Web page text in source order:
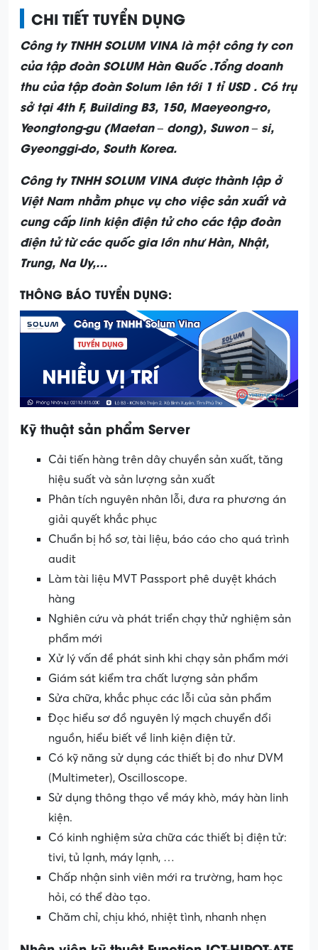
CHI TIẾT TUYỂN DỤNG
Công ty TNHH SOLUM VINA là một công ty con
của tập đoàn SOLUM Hàn Quốc .Tổng doanh
thu của tập đoàn Solum lên tới 1 tỉ USD . Có trụ
sở tại 4th F, Building B3, 150, Maeyeong-ro,
Yeongtong-gu (Maetan – dong), Suwon – si,
Gyeonggi-do, South Korea.
Công ty TNHH SOLUM VINA được thành lập ở
Việt Nam nhằm phục vụ cho việc sản xuất và
cung cấp linh kiện điện tử cho các tập đoàn
điện tử từ các quốc gia lớn như Hàn, Nhật,
Trung, Na Uy,…
THÔNG BÁO TUYỂN DỤNG:
Kỹ thuật sản phẩm Server
Cải tiến hàng trên dây chuyền sản xuất, tăng
hiệu suất và sản lượng sản xuất
Phân tích nguyên nhân lỗi, đưa ra phương án
giải quyết khắc phục
Chuẩn bị hồ sơ, tài liệu, báo cáo cho quá trình
audit
Làm tài liệu MVT Passport phê duyệt khách
hàng
Nghiên cứu và phát triển chạy thử nghiệm sản
phẩm mới
Xử lý vấn đề phát sinh khi chạy sản phẩm mới
Giám sát kiểm tra chất lượng sản phẩm
Sửa chữa, khắc phục các lỗi của sản phẩm
Đọc hiểu sơ đồ nguyên lý mạch chuyển đổi
nguồn, hiểu biết về linh kiện điện tử.
Có kỹ năng sử dụng các thiết bị đo như DVM
(Multimeter), Oscilloscope.
Sử dụng thông thạo về máy khò, máy hàn linh
kiện.
Có kinh nghiệm sửa chữa các thiết bị điện tử:
tivi, tủ lạnh, máy lạnh, …
Chấp nhận sinh viên mới ra trường, ham học
hỏi, có thể đào tạo.
Chăm chỉ, chịu khó, nhiệt tình, nhanh nhẹn